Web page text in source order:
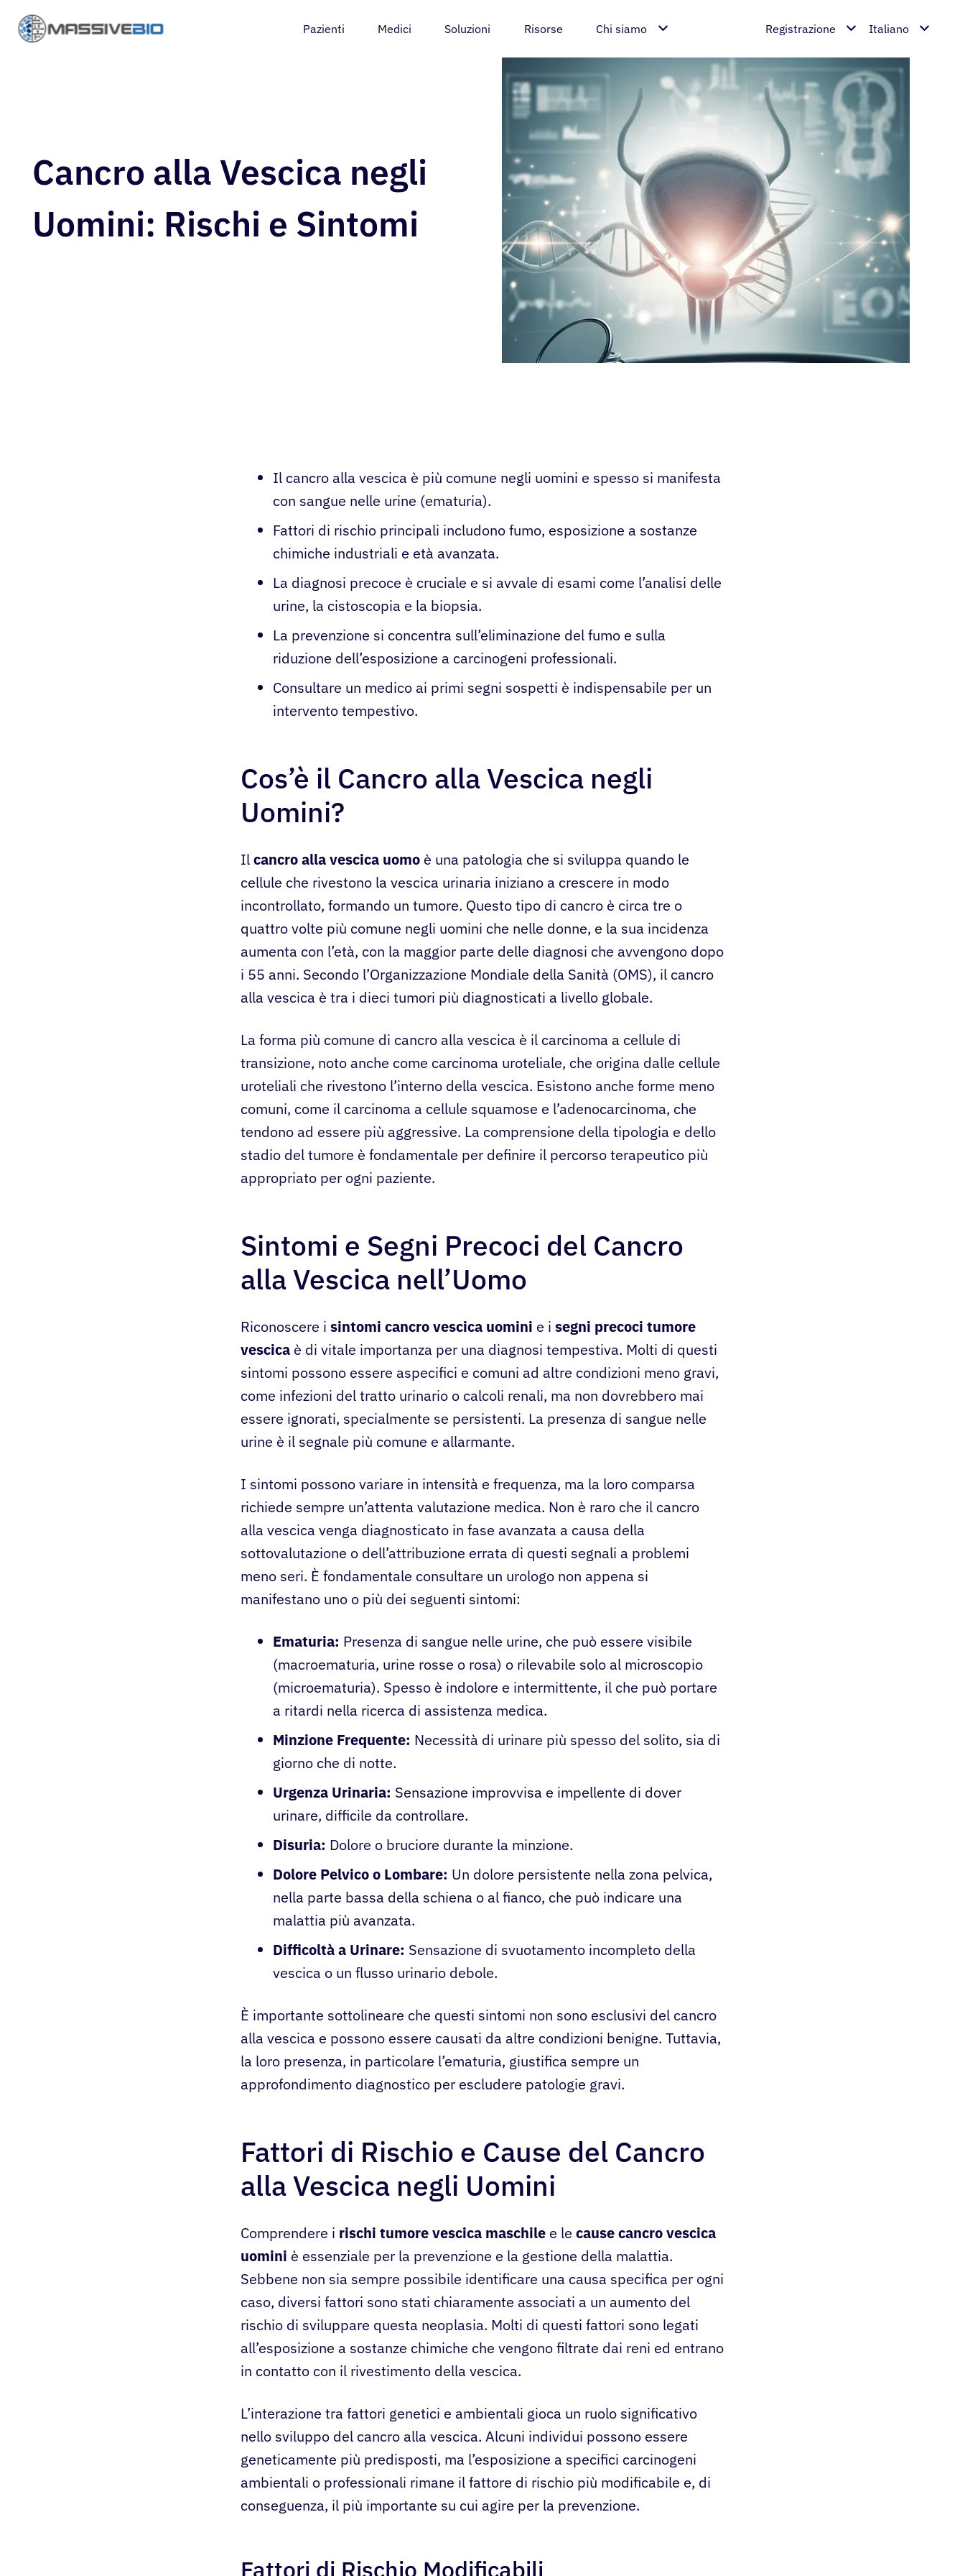
Pazienti Medici Soluzioni Risorse Chi siamo Registrazione Italiano
Cancro alla Vescica negli
Uomini: Rischi e Sintomi
Il cancro alla vescica è più comune negli uomini e spesso si manifesta
con sangue nelle urine (ematuria).
Fattori di rischio principali includono fumo, esposizione a sostanze
chimiche industriali e età avanzata.
La diagnosi precoce è cruciale e si avvale di esami come l’analisi delle
urine, la cistoscopia e la biopsia.
La prevenzione si concentra sull’eliminazione del fumo e sulla
riduzione dell’esposizione a carcinogeni professionali.
Consultare un medico ai primi segni sospetti è indispensabile per un
intervento tempestivo.
Cos’è il Cancro alla Vescica negli
Uomini?
Ilcancro alla vescica uomo è una patologia che si sviluppa quando le
cellule che rivestono la vescica urinaria iniziano a crescere in modo
incontrollato, formando un tumore. Questo tipo di cancro è circa tre o
quattro volte più comune negli uomini che nelle donne, e la sua incidenza
aumenta con l’età, con la maggior parte delle diagnosi che avvengono dopo
i 55 anni. Secondo l’Organizzazione Mondiale della Sanità (OMS), il cancro
alla vescica è tra i dieci tumori più diagnosticati a livello globale.
La forma più comune di cancro alla vescica è il carcinoma a cellule di
transizione, noto anche come carcinoma uroteliale, che origina dalle cellule
uroteliali che rivestono l’interno della vescica. Esistono anche forme meno
comuni, come il carcinoma a cellule squamose e l’adenocarcinoma, che
tendono ad essere più aggressive. La comprensione della tipologia e dello
stadio del tumore è fondamentale per definire il percorso terapeutico più
appropriato per ogni paziente.
Sintomi e Segni Precoci del Cancro
alla Vescica nell’Uomo
Riconoscere i sintomi cancro vescica uomini e i segni precoci tumore
vescica è di vitale importanza per una diagnosi tempestiva. Molti di questi
sintomi possono essere aspecifici e comuni ad altre condizioni meno gravi,
come infezioni del tratto urinario o calcoli renali, ma non dovrebbero mai
essere ignorati, specialmente se persistenti. La presenza di sangue nelle
urine è il segnale più comune e allarmante.
I sintomi possono variare in intensità e frequenza, ma la loro comparsa
richiede sempre un’attenta valutazione medica. Non è raro che il cancro
alla vescica venga diagnosticato in fase avanzata a causa della
sottovalutazione o dell’attribuzione errata di questi segnali a problemi
meno seri. È fondamentale consultare un urologo non appena si
manifestano uno o più dei seguenti sintomi:
Ematuria: Presenza di sangue nelle urine, che può essere visibile
(macroematuria, urine rosse o rosa) o rilevabile solo al microscopio
(microematuria). Spesso è indolore e intermittente, il che può portare
a ritardi nella ricerca di assistenza medica.
Minzione Frequente: Necessità di urinare più spesso del solito, sia di
giorno che di notte.
Urgenza Urinaria: Sensazione improvvisa e impellente di dover
urinare, difficile da controllare.
Disuria: Dolore o bruciore durante la minzione.
Dolore Pelvico o Lombare: Un dolore persistente nella zona pelvica,
nella parte bassa della schiena o al fianco, che può indicare una
malattia più avanzata.
Difficoltà a Urinare: Sensazione di svuotamento incompleto della
vescica o un flusso urinario debole.
È importante sottolineare che questi sintomi non sono esclusivi del cancro
alla vescica e possono essere causati da altre condizioni benigne. Tuttavia,
la loro presenza, in particolare l’ematuria, giustifica sempre un
approfondimento diagnostico per escludere patologie gravi.
Fattori di Rischio e Cause del Cancro
alla Vescica negli Uomini
Comprendere i rischi tumore vescica maschile e le cause cancro vescica
uomini è essenziale per la prevenzione e la gestione della malattia.
Sebbene non sia sempre possibile identificare una causa specifica per ogni
caso, diversi fattori sono stati chiaramente associati a un aumento del
rischio di sviluppare questa neoplasia. Molti di questi fattori sono legati
all’esposizione a sostanze chimiche che vengono filtrate dai reni ed entrano
in contatto con il rivestimento della vescica.
L’interazione tra fattori genetici e ambientali gioca un ruolo significativo
nello sviluppo del cancro alla vescica. Alcuni individui possono essere
geneticamente più predisposti, ma l’esposizione a specifici carcinogeni
ambientali o professionali rimane il fattore di rischio più modificabile e, di
conseguenza, il più importante su cui agire per la prevenzione.
Fattori di Rischio Modificabili